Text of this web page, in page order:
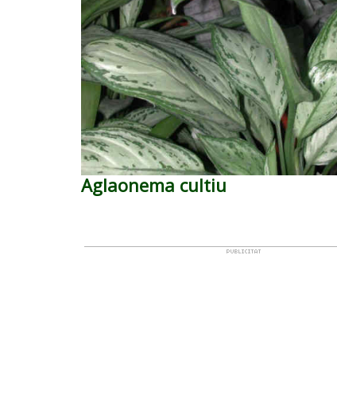
Aglaonema cultiu